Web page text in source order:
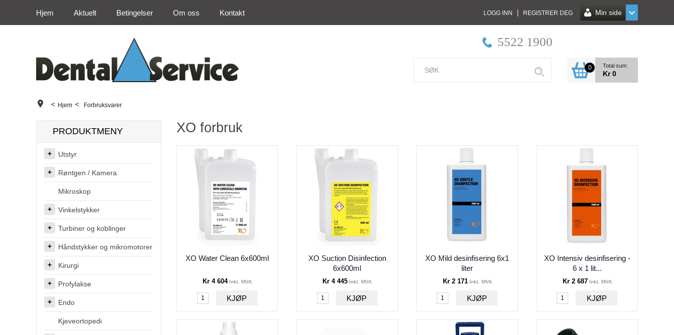
Hjem Aktuelt Betingelser Om oss Kontakt Min side
LOGG INN REGISTRER DEG
5522 1900
0 Total sum:
Kr 0
< Hjem < Forbruksvarer
PRODUKTMENY
Utstyr
Røntgen / Kamera
Mikroskop
Vinkelstykker
Turbiner og koblinger
Håndstykker og mikromotorer
Kirurgi
Profylakse
Endo
Kjeveortopedi
XO forbruk
XO Water Clean 6x600ml
Kr 4 604 Inkl. MVA
XO Suction Disinfection
6x600ml
Kr 4 445 Inkl. MVA
XO Mild desinfisering 6x1
liter
Kr 2 171 Inkl. MVA
XO Intensiv desinfisering -
6 x 1 lit...
Kr 2 687 Inkl. MVA